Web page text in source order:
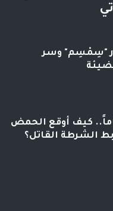
"سِمْسِم" وسر
الـ 40 عاماً.. كيف أوقع الحمض
الشرطة القاتل؟